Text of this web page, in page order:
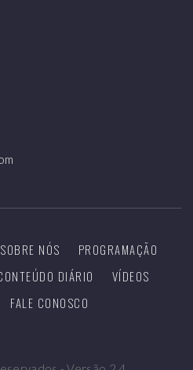
SOBRE NÓS
PROGRAMAÇÃO
DIÁRIO
VÍDEOS
FALE CONOSCO